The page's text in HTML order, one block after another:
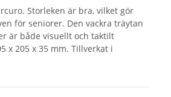
Storleken är bra, vilket gör
för seniorer. Den vackra träytan
är både visuellt och taktilt
x 205 x 35 mm. Tillverkat i